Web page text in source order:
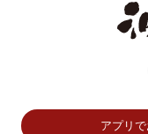
アプリ